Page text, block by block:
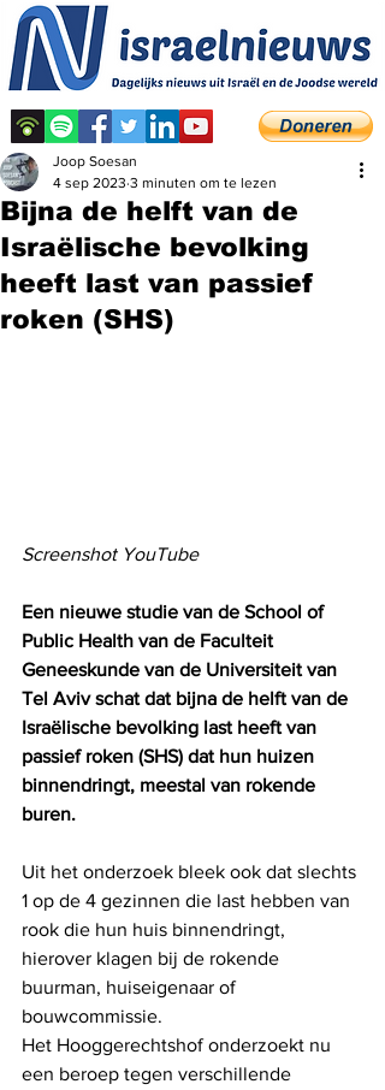
Bijna de helft van de
Israëlische bevolking
heeft last van passief
roken (SHS)
Joop Soesan
4 sep 2023 3 minuten om te lezen
Screenshot YouTube
Een nieuwe studie van de School of
Public Health van de Faculteit
Geneeskunde van de Universiteit van
Tel Aviv schat dat bijna de helft van de
Israëlische bevolking last heeft van
passief roken (SHS) dat hun huizen
binnendringt, meestal van rokende
buren.
Uit het onderzoek bleek ook dat slechts
1 op de 4 gezinnen die last hebben van
rook die hun huis binnendringt,
hierover klagen bij de rokende
buurman, huiseigenaar of
bouwcommissie.
Het Hooggerechtshof onderzoekt nu
een beroep tegen verschillende